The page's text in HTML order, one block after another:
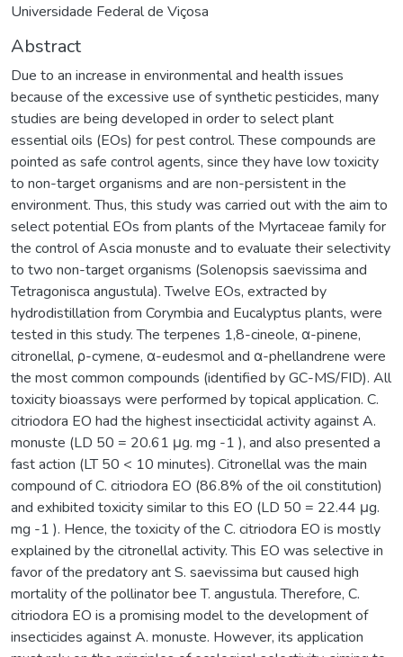
Universidade Federal de Viçosa
Abstract
Due to an increase in environmental and health issues
because of the excessive use of synthetic pesticides, many
studies are being developed in order to select plant
essential oils (EOs) for pest control. These compounds are
pointed as safe control agents, since they have low toxicity
to non-target organisms and are non-persistent in the
environment. Thus, this study was carried out with the aim to
select potential EOs from plants of the Myrtaceae family for
the control of Ascia monuste and to evaluate their selectivity
to two non-target organisms (Solenopsis saevissima and
Tetragonisca angustula). Twelve EOs, extracted by
hydrodistillation from Corymbia and Eucalyptus plants, were
tested in this study. The terpenes 1,8-cineole, α-pinene,
citronellal, ρ-cymene, α-eudesmol and α-phellandrene were
the most common compounds (identified by GC-MS/FID). All
toxicity bioassays were performed by topical application. C.
citriodora EO had the highest insecticidal activity against A.
monuste (LD 50 = 20.61 μg. mg -1 ), and also presented a
fast action (LT 50 < 10 minutes). Citronellal was the main
compound of C. citriodora EO (86.8% of the oil constitution)
and exhibited toxicity similar to this EO (LD 50 = 22.44 μg.
mg -1 ). Hence, the toxicity of the C. citriodora EO is mostly
explained by the citronellal activity. This EO was selective in
favor of the predatory ant S. saevissima but caused high
mortality of the pollinator bee T. angustula. Therefore, C.
citriodora EO is a promising model to the development of
insecticides against A. monuste. However, its application